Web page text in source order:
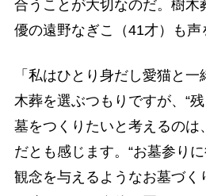
合うことが大切なのだ。樹木
優の遠野なぎこ（41才）も声
「私はひとり身だし愛猫と
木葬を選ぶつもりですが、“
墓をつくりたいと考えるのは
だとも感じます。“お墓参り
観念を与えるようなお墓づく